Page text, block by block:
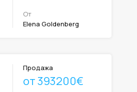
От
Elena Goldenberg
Продажа
от 393200€